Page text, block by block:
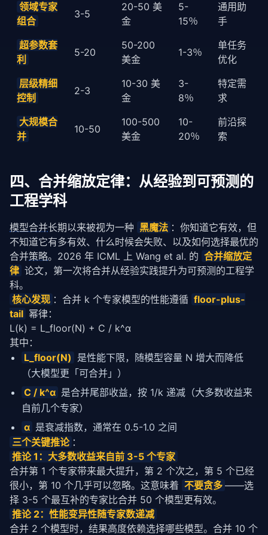
领域专家
组合
3-5
20-50 美
金
5-
15％
通用助
手
超参数套
利
5-20
50-200
美金
1-3％
单任务
优化
层级精细
控制
2-3
10-30 美
金
3-
8％
特定需
求
大规模合
并
10-50
100-500
美金
10-
20％
前沿探
索
四、合并缩放定律：从经验到可预测的
工程学科
模型合并长期以来被视为一种 黑魔法 ：你知道它有效，但
不知道它有多有效、什么时候会失败、以及如何选择最优的
合并策略。2026 年 ICML 上 Wang et al. 的 合并缩放定
律 论文，第一次将合并从经验实践提升为可预测的工程学
科。
核心发现 ：合并 k 个专家模型的性能遵循 floor-plus-
tail 幂律：
L(k) = L_floor(N) + C / k^α
其中：
L_floor(N) 是性能下限，随模型容量 N 增大而降低
（大模型更「可合并」）
C / k^α 是合并尾部收益，按 1/k 递减（大多数收益来
自前几个专家）
α 是衰减指数，通常在 0.5-1.0 之间
三个关键推论 ：
推论 1：大多数收益来自前 3-5 个专家
合并第 1 个专家带来最大提升，第 2 个次之，第 5 个已经
很小，第 10 个几乎可以忽略。这意味着 不要贪多 ——选
择 3-5 个最互补的专家比合并 50 个模型更有效。
推论 2：性能变异性随专家数递减
合并 2 个模型时，结果高度依赖选择哪些模型。合并 10 个